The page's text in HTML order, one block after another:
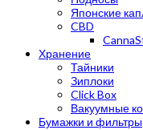
Японские
CBD
Хранение
Тайники
Зиплоки
Click Box
Вакуумные
Бумажки и фильтры